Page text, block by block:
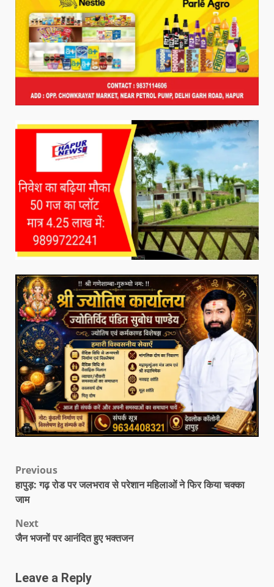
Previous
हापुड़: गढ़ रोड पर जलभराव से परेशान महिलाओं ने फिर किया चक्का
जाम
Next
जैन भजनों पर आनंदित हुए भक्तजन
Leave a Reply